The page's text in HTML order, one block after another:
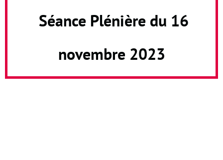
Séance Plénière du 16
novembre 2023